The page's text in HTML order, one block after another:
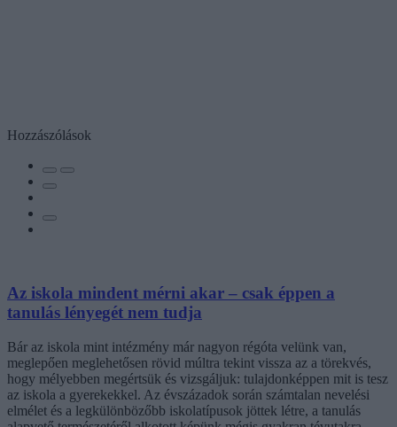
Hozzászólások
Az iskola mindent mérni akar – csak éppen a
tanulás lényegét nem tudja
Bár az iskola mint intézmény már nagyon régóta velünk van,
meglepően meglehetősen rövid múltra tekint vissza az a törekvés,
hogy mélyebben megértsük és vizsgáljuk: tulajdonképpen mit is tesz
az iskola a gyerekekkel. Az évszázadok során számtalan nevelési
elmélet és a legkülönbözőbb iskolatípusok jöttek létre, a tanulás